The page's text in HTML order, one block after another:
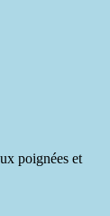
poignées et